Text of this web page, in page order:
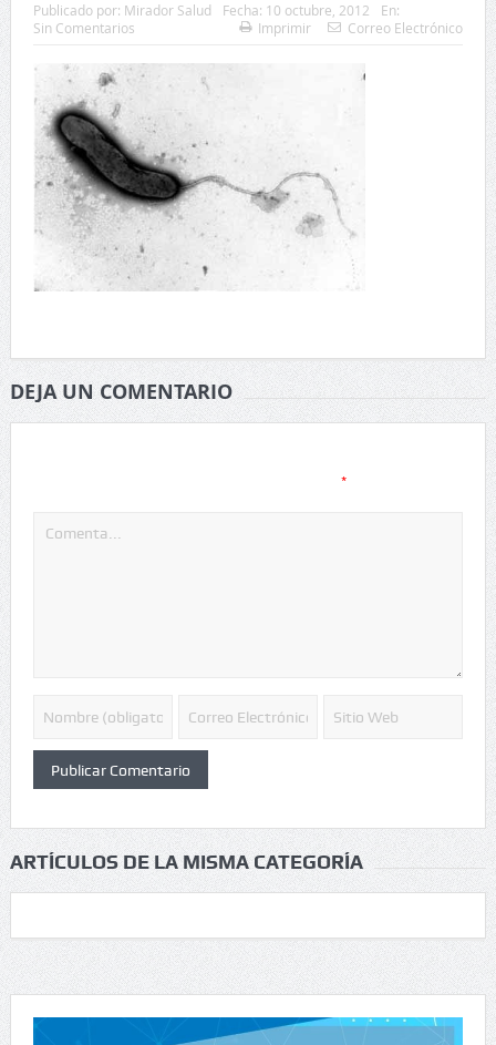
Publicado por: Mirador Salud Fecha: 10 octubre, 2012
En:
Sin Comentarios
Imprimir Correo Electrónico
DEJA UN COMENTARIO
*
ARTÍCULOS DE LA MISMA CATEGORÍA